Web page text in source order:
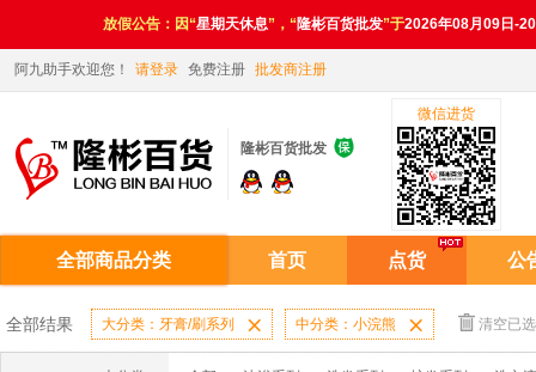
放假公告：因“星期天休息”，“隆彬百货批发”于2026年08月09日-
阿九助手欢迎您！ 请登录 免费注册 批发商注册
隆彬百货批发 
微信进货
全部商品分类 首页 点货 公
全部结果 大分类：牙膏/刷系列  中分类：小浣熊  清空已